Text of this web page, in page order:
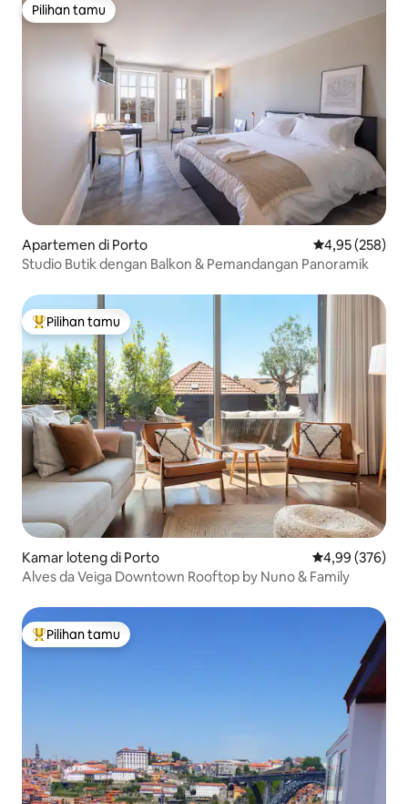
Pilihan tamu
Pilihan tamu
Apartemen di Porto Nilai rata-rata
4,95 (258)
Studio Butik dengan Balkon & Pemandangan Panoramik
Pilihan tamu terpopuler
Pilihan tamu
Kamar loteng di Porto Nilai rata-rata
4,99 (376)
Alves da Veiga Downtown Rooftop by Nuno & Family
Pilihan tamu terpopuler
Pilihan tamu